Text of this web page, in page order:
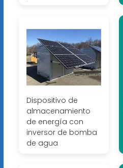
Dispositivo de
almacenamiento
de energía con
inversor de bomba
de agua